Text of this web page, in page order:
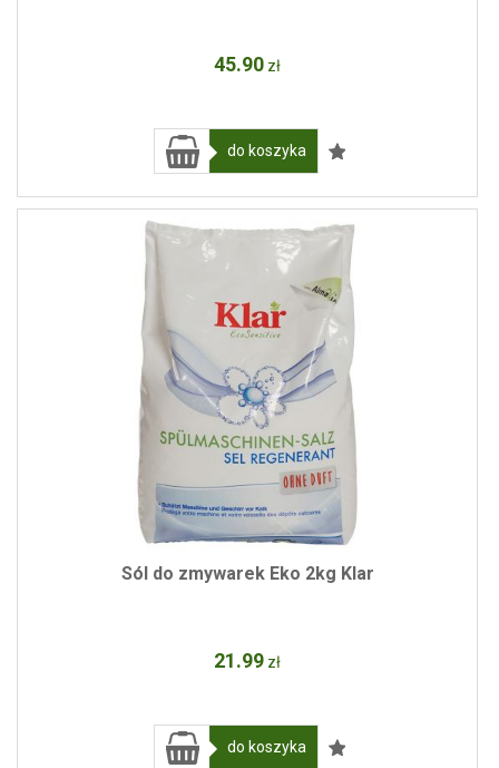
45.90 zł
do koszyka
Sól do zmywarek Eko 2kg Klar
21.99 zł
do koszyka